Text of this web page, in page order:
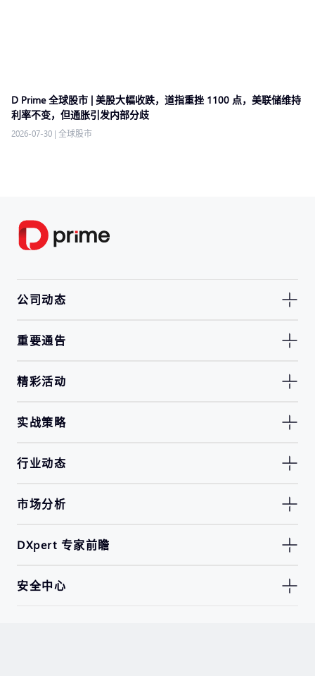
D Prime 全球股市 | 美股大幅收跌，道指重挫 1100 点，美联储维持
利率不变，但通胀引发内部分歧
2026-07-30 | 全球股市
公司动态
重要通告
精彩活动
实战策略
行业动态
市场分析
DXpert 专家前瞻
安全中心